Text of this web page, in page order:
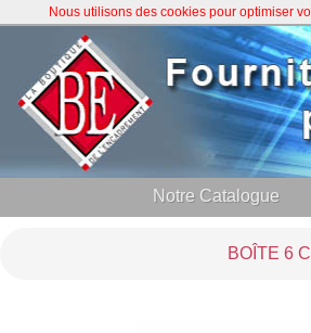
Notre Catalogue
BOÎTE 6
Nous utilisons des cookies pour optimiser